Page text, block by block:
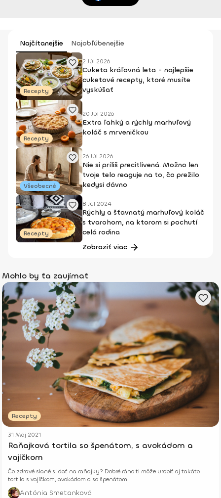
Najčítanejšie Najobľúbenejšie
Recepty
2 Júl 2026
Cuketa kráľovná leta - najlepšie
cuketové recepty, ktoré musíte
vyskúšať
Recepty
20 Júl 2026
Extra ľahký a rýchly marhuľový
koláč s mrveničkou
Všeobecné
26 Júl 2026
Nie si príliš precitlivená. Možno len
tvoje telo reaguje na to, čo prežilo
kedysi dávno
Recepty
8 Júl 2024
Rýchly a šťavnatý marhuľový koláč
s tvarohom, na ktorom si pochutí
celá rodina
Zobraziť viac
Mohlo by ťa zaujímať
Recepty
31 Máj 2021
Raňajková tortila so špenátom, s avokádom a
vajíčkom
Čo zdravé slané si dať na raňajky? Dobré ráno ti môže urobiť aj takáto
tortila s vajíčkom, avokádom a so špenátom.
Antónia Smetanková